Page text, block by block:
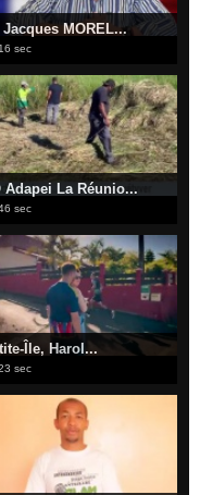
Jacques MOREL...
sec
Adapei La Réunio...
sec
Île, Harol...
sec